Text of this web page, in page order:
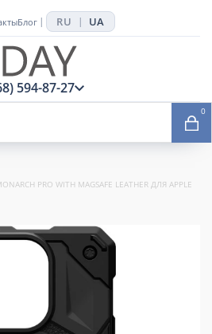
Блог | RU | UA
594-87-27
0
PRO WITH MAGSAFE LEATHER ДЛЯ APPLE